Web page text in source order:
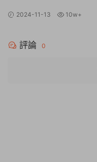
鼠标】
2024-11-13 10w+
評論 0